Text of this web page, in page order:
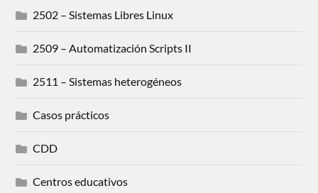
2502 – Sistemas Libres Linux
2509 – Automatización Scripts II
2511 – Sistemas heterogéneos
Casos prácticos
CDD
Centros educativos